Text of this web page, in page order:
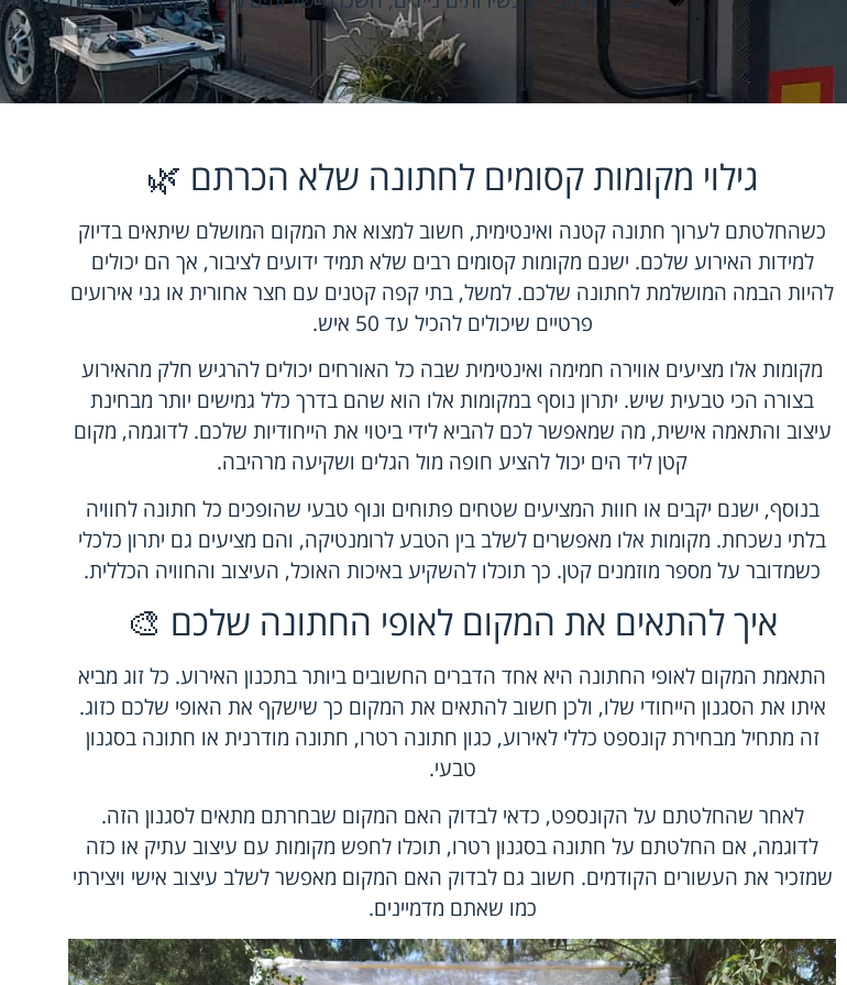
גילוי מקומות קסומים לחתונה שלא הכרתם 🌿
כשהחלטתם לערוך חתונה קטנה ואינטימית, חשוב למצוא את המקום המושלם שיתאים בדיוק
למידות האירוע שלכם. ישנם מקומות קסומים רבים שלא תמיד ידועים לציבור, אך הם יכולים
להיות הבמה המושלמת לחתונה שלכם. למשל, בתי קפה קטנים עם חצר אחורית או גני אירועים
פרטיים שיכולים להכיל עד 50 איש.
מקומות אלו מציעים אווירה חמימה ואינטימית שבה כל האורחים יכולים להרגיש חלק מהאירוע
בצורה הכי טבעית שיש. יתרון נוסף במקומות אלו הוא שהם בדרך כלל גמישים יותר מבחינת
עיצוב והתאמה אישית, מה שמאפשר לכם להביא לידי ביטוי את הייחודיות שלכם. לדוגמה, מקום
קטן ליד הים יכול להציע חופה מול הגלים ושקיעה מרהיבה.
בנוסף, ישנם יקבים או חוות המציעים שטחים פתוחים ונוף טבעי שהופכים כל חתונה לחוויה
בלתי נשכחת. מקומות אלו מאפשרים לשלב בין הטבע לרומנטיקה, והם מציעים גם יתרון כלכלי
כשמדובר על מספר מוזמנים קטן. כך תוכלו להשקיע באיכות האוכל, העיצוב והחוויה הכללית.
איך להתאים את המקום לאופי החתונה שלכם 🎨
התאמת המקום לאופי החתונה היא אחד הדברים החשובים ביותר בתכנון האירוע. כל זוג מביא
איתו את הסגנון הייחודי שלו, ולכן חשוב להתאים את המקום כך שישקף את האופי שלכם כזוג.
זה מתחיל מבחירת קונספט כללי לאירוע, כגון חתונה רטרו, חתונה מודרנית או חתונה בסגנון
טבעי.
לאחר שהחלטתם על הקונספט, כדאי לבדוק האם המקום שבחרתם מתאים לסגנון הזה.
לדוגמה, אם החלטתם על חתונה בסגנון רטרו, תוכלו לחפש מקומות עם עיצוב עתיק או כזה
שמזכיר את העשורים הקודמים. חשוב גם לבדוק האם המקום מאפשר לשלב עיצוב אישי ויצירתי
כמו שאתם מדמיינים.